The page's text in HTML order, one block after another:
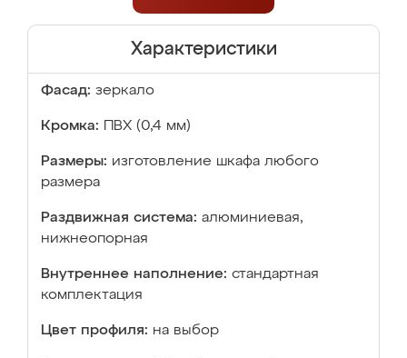
Характеристики
Фасад: зеркало
Кромка: ПВХ (0,4 мм)
Размеры: изготовление шкафа любого
размера
Раздвижная система: алюминиевая,
нижнеопорная
Внутреннее наполнение: стандартная
комплектация
Цвет профиля: на выбор